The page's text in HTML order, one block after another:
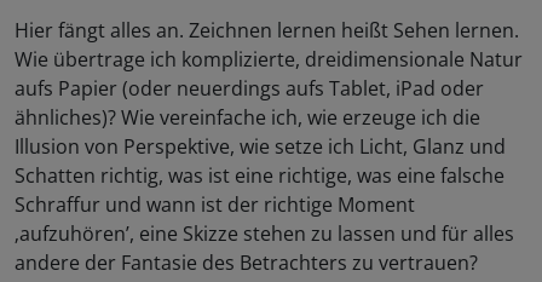
Hier fängt alles an. Zeichnen lernen heißt Sehen lernen.
Wie übertrage ich komplizierte, dreidimensionale Natur
aufs Papier (oder neuerdings aufs Tablet, iPad oder
ähnliches)? Wie vereinfache ich, wie erzeuge ich die
Illusion von Perspektive, wie setze ich Licht, Glanz und
Schatten richtig, was ist eine richtige, was eine falsche
Schraffur und wann ist der richtige Moment
‚aufzuhören’, eine Skizze stehen zu lassen und für alles
andere der Fantasie des Betrachters zu vertrauen?